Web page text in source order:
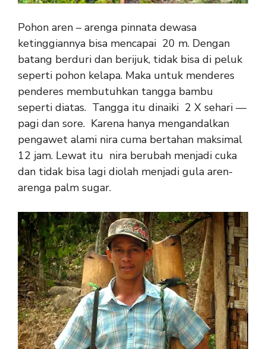
Pohon aren – arenga pinnata dewasa
ketinggiannya bisa mencapai 20 m. Dengan
batang berduri dan berijuk, tidak bisa di peluk
seperti pohon kelapa. Maka untuk menderes
penderes membutuhkan tangga bambu
seperti diatas. Tangga itu dinaiki 2 X sehari —
pagi dan sore. Karena hanya mengandalkan
pengawet alami nira cuma bertahan maksimal
12 jam. Lewat itu nira berubah menjadi cuka
dan tidak bisa lagi diolah menjadi gula aren-
arenga palm sugar.